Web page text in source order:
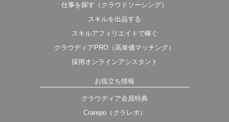
仕事を探す（クラウドソーシング）
スキルを出品する
スキルアフィリエイトで稼ぐ
クラウディアPRO（高単価マッチング）
採用オンラインアシスタント
お役立ち情報
クラウディア会員特典
Crarepo（クラレポ）